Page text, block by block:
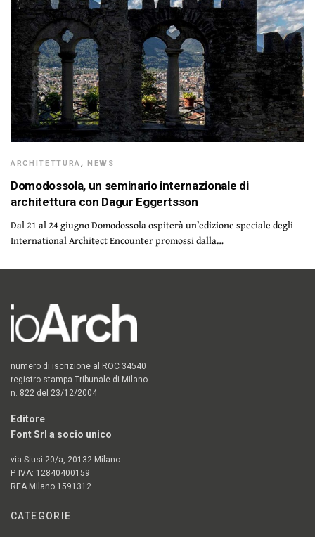
ARCHITETTURA,NEWS
Domodossola, un seminario internazionale di
architettura con Dagur Eggertsson
Dal 21 al 24 giugno Domodossola ospiterà un’edizione speciale degli
International Architect Encounter promossi dalla…
numero di iscrizione al ROC 34540
registro stampa Tribunale di Milano
n. 822 del 23/12/2004
Editore
Font Srl a socio unico
via Siusi 20/a, 20132 Milano
P. IVA: 12840400159
REA Milano 1591312
CATEGORIE